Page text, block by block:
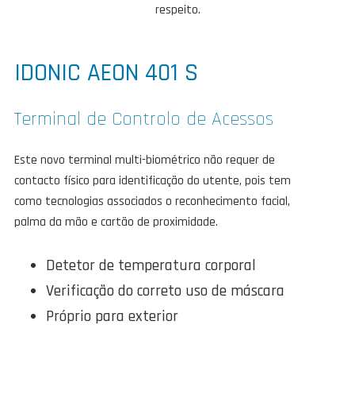
respeito.
IDONIC AEON 401 S
Terminal de Controlo de Acessos
Este novo terminal multi-biométrico não requer de
contacto físico para identificação do utente, pois tem
como tecnologias associados o reconhecimento facial,
palma da mão e cartão de proximidade.
Detetor de temperatura corporal
Verificação do correto uso de máscara
Próprio para exterior